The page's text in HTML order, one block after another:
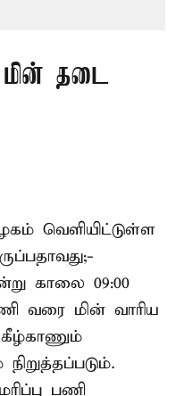
தடை
வெளியிட்டுள்ள
காலை 09:00
வரை மின் வாரிய
கீழ்காணும்
பணி